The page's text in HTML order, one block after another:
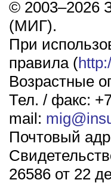
© 2003–2026
(МИГ).
При
правила (
Возрастные
Тел. / факс:
mail:
Почтовый
26586 от 22